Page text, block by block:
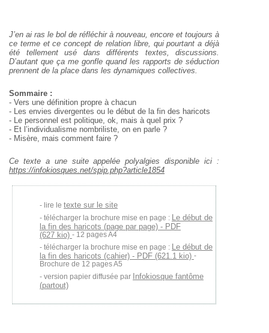
J’en ai ras le bol de réfléchir à nouveau, encore et toujours à
ce terme et ce concept de relation libre, qui pourtant a déjà
été tellement usé dans différents textes, discussions.
D’autant que ça me gonfle quand les rapports de séduction
prennent de la place dans les dynamiques collectives.
Sommaire :
- Vers une définition propre à chacun
- Les envies divergentes ou le début de la fin des haricots
- Le personnel est politique, ok, mais à quel prix ?
- Et l’individualisme nombriliste, on en parle ?
- Misère, mais comment faire ?
Ce texte a une suite appelée polyalgies disponible ici :
https://infokiosques.net/spip.php?article1854
lire le texte sur le site
télécharger la brochure mise en page : Le début de
la fin des haricots (page par page) - PDF
(627 kio) - 12 pages A4
télécharger la brochure mise en page : Le début de
la fin des haricots (cahier) - PDF (621.1 kio) -
Brochure de 12 pages A5
version papier diffusée par Infokiosque fantôme
(partout)